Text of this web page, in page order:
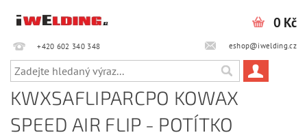
+420 602 340 348‎‎ eshop@iwelding.cz
0 Kč
KWXSAFLIPARCPO KOWAX
SPEED AIR FLIP - POTÍTKO